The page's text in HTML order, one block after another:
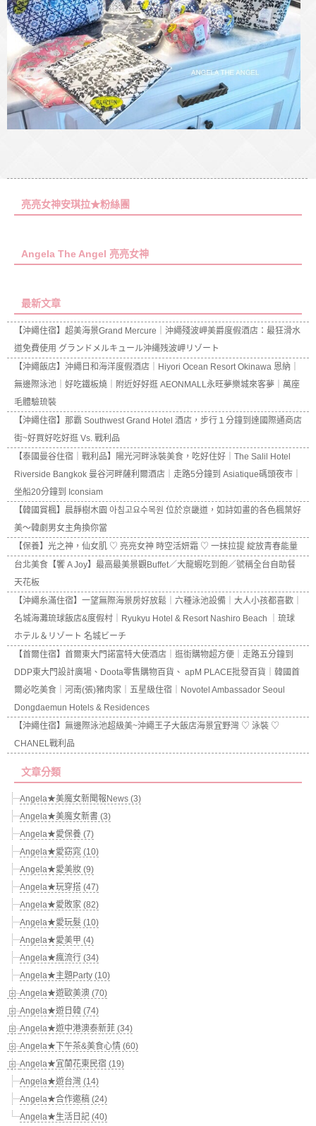
亮亮女神安琪拉★粉絲團
Angela The Angel 亮亮女神
最新文章
【沖繩住宿】超美海景Grand Mercure｜沖繩殘波岬美爵度假酒店：最狂滑水
道免費使用 グランドメルキュール沖縄残波岬リゾート
【沖繩飯店】沖繩日和海洋度假酒店｜Hiyori Ocean Resort Okinawa 恩納｜
無邊際泳池｜好吃鐵板燒｜附近好好逛 AEONMALL永旺夢樂城來客夢｜萬座
毛體驗琉裝
【沖繩住宿】那霸 Southwest Grand Hotel 酒店，步行１分鐘到達國際通商店
街~好買好吃好逛 Vs. 戰利品
【泰國曼谷住宿｜戰利品】陽光河畔泳裝美食，吃好住好｜The Salil Hotel
Riverside Bangkok 曼谷河畔薩利爾酒店｜走路5分鐘到 Asiatique碼頭夜市｜
坐船20分鐘到 Iconsiam
【韓國賞楓】晨靜樹木園 아침고요수목원 位於京畿道，如詩如畫的各色楓葉好
美～韓劇男女主角換你當
【保養】光之神，仙女肌 ♡ 亮亮女神 時空活妍霜 ♡ 一抹拉提 綻放青春能量
台北美食【饗 A Joy】最高最美景觀Buffet／大龍蝦吃到飽／號稱全台自助餐
天花板
【沖繩糸滿住宿】一望無際海景房好放鬆｜六種泳池設備｜大人小孩都喜歡｜
名城海灘琉球飯店&度假村｜Ryukyu Hotel & Resort Nashiro Beach ｜琉球
ホテル＆リゾート 名城ビーチ
【首爾住宿】首爾東大門諾富特大使酒店｜逛街購物超方便｜走路五分鐘到
DDP東大門設計廣場、Doota零售購物百貨、 apM PLACE批發百貨｜韓國首
爾必吃美食｜河南(張)豬肉家｜五星級住宿｜Novotel Ambassador Seoul
Dongdaemun Hotels & Residences
【沖繩住宿】無邊際泳池超級美~沖繩王子大飯店海景宜野灣 ♡ 泳裝 ♡
CHANEL戰利品
文章分類
Angela★美魔女新聞報News (3)
Angela★美魔女新書 (3)
Angela★愛保養 (7)
Angela★愛窈窕 (10)
Angela★愛美妝 (9)
Angela★玩穿搭 (47)
Angela★愛敗家 (82)
Angela★愛玩髮 (10)
Angela★愛美甲 (4)
Angela★瘋流行 (34)
Angela★主題Party (10)
Angela★遊歐美澳 (70)
Angela★遊日韓 (74)
Angela★遊中港澳泰新菲 (34)
Angela★下午茶&美食心情 (60)
Angela★宜蘭花東民宿 (19)
Angela★遊台灣 (14)
Angela★合作邀稿 (24)
Angela★生活日記 (40)